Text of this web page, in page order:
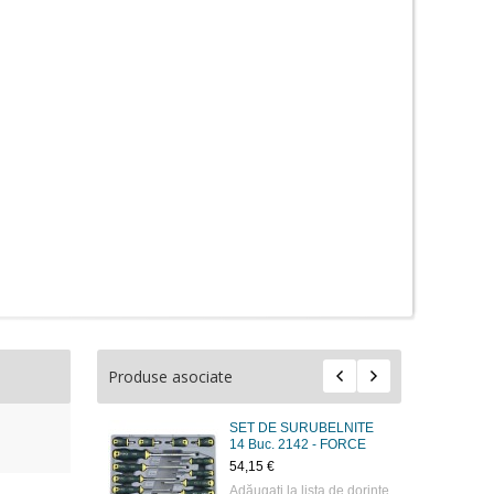
Produse asociate
SET DE SURUBELNITE
14 Buc. 2142 - FORCE
54,15 €
Adăugaţi la lista de dorinţe